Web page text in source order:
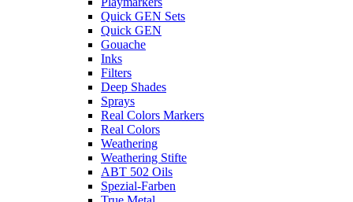
Quick GEN Sets
Quick GEN
Gouache
Inks
Filters
Deep Shades
Sprays
Real Colors Markers
Real Colors
Weathering
Weathering Stifte
ABT 502 Oils
Spezial-Farben